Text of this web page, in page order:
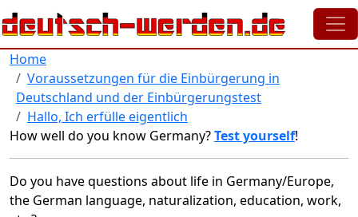
Skip to main content
Home
Voraussetzungen für die Einbürgerung in
Deutschland und der Einbürgerungstest
Hallo, Ich erfülle eigentlich
How well do you know Germany?Test yourself!
Do you have questions about life in Germany/Europe,
the German language, naturalization, education, work,